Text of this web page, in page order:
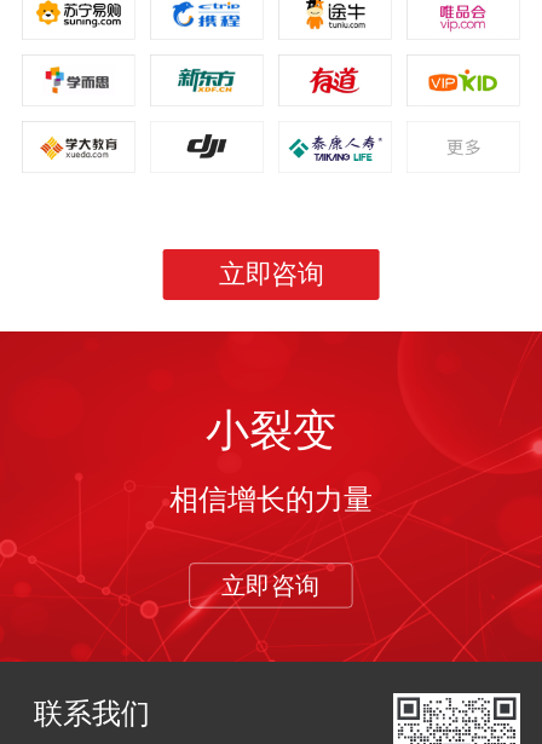
立即咨询
小裂变
相信增长的力量
立即咨询
联系我们